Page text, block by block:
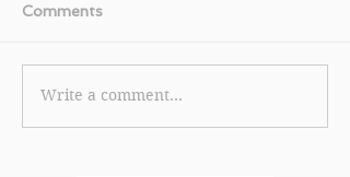
【美國運通白金卡優惠】
美國運通白金卡限時全新
Comments
Write a comment...